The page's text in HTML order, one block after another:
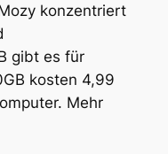
konzentriert
gibt es für
kosten 4,99
Mehr